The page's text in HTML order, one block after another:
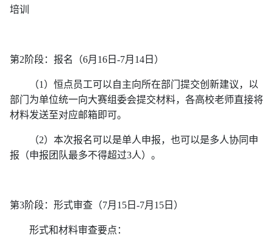
培训
第2 阶段：报名（6月16日-7月14日）
（1 ）恒点员工可以自主向所在部门提交创新建议，以
部门为单位统一向大赛组委会提交材料，各高校老师直接将
材料发送至对应邮箱即可。
（2）本次报名可以是单人申报，也可以是多人协同申
报（申报团队最多不得超过3人）。
第3阶段：形式审查（7月15日-7月15日）
形式和材料审查要点：